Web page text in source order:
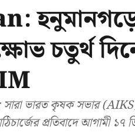
হনুমানগড়ে
চতুর্থ
ভারত কৃষক সভার (AIKS)
প্রতিবাদে আগামী ১৭